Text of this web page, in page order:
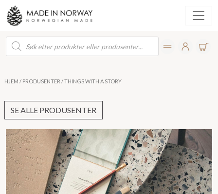
Products
search
HJEM / PRODUSENTER / THINGS WITH A STORY
SE ALLE PRODUSENTER